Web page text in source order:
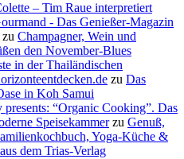
– Tim Raue interpretiert
- Das Genießer-Magazin
zu Champagner, Wein und
den November-Blues
in der Thailändischen
zu Das
in Koh Samui
“Organic Cooking”. Das
Speisekammerzu Genuß,
Yoga-Küche &
dem Trias-Verlag